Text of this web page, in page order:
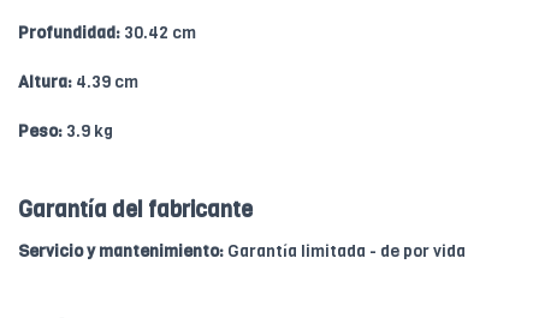
Profundidad: 30.42 cm
Altura: 4.39 cm
Peso: 3.9 kg
Garantía del fabricante
Servicio y mantenimiento: Garantía limitada - de por vida